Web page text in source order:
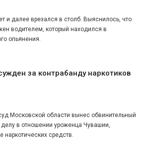
и далее врезался в столб. Выяснилось, что
водителем, который находился в
опьянения.
за контрабанду наркотиков
Московской области вынес обвинительный
делу в отношении уроженца Чувашии,
наркотических средств.